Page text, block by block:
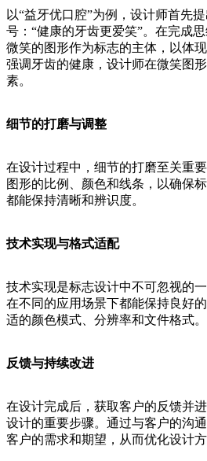
以“益牙优口腔”为例，设计师首先
号：“健康的牙齿更爱笑”。在完成
微笑的图形作为标志的主体，以体
强调牙齿的健康，设计师在微笑图
素。
细节的打磨与调整
在设计过程中，细节的打磨至关重
图形的比例、颜色和线条，以确保
都能保持清晰和辨识度。
技术实现与格式适配
技术实现是标志设计中不可忽视的
在不同的应用场景下都能保持良好
适的颜色模式、分辨率和文件格式。
反馈与持续改进
在设计完成后，获取客户的反馈并
设计的重要步骤。通过与客户的沟
客户的需求和期望，从而优化设计方